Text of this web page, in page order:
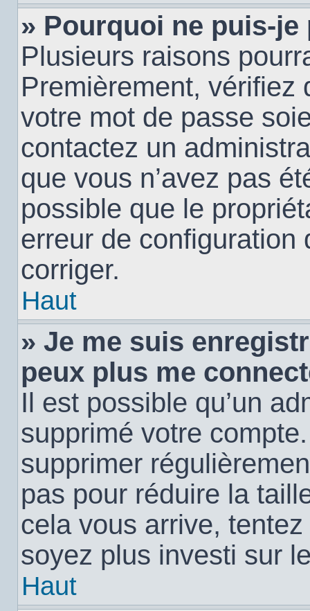
» Pourquoi ne puis-
Plusieurs raisons
Premièrement, vérifiez
votre mot de passe
contactez un
que vous n’avez pas
possible que le
erreur de configuration
corriger.
Haut
» Je me suis
peux plus me
Il est possible qu’un
supprimé votre
supprimer
pas pour réduire la
cela vous arrive,
soyez plus investi sur
Haut